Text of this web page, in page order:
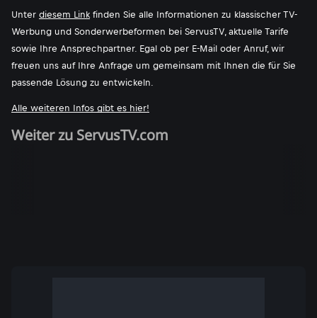
Unter diesem Link finden Sie alle Informationen zu klassischer TV-
Werbung und Sonderwerbeformen bei ServusTV, aktuelle Tarife
sowie Ihre Ansprechpartner. Egal ob per E-Mail oder Anruf, wir
freuen uns auf Ihre Anfrage um gemeinsam mit Ihnen die für Sie
passende Lösung zu entwickeln.
Alle weiteren Infos gibt es hier!
Weiter zu ServusTV.com